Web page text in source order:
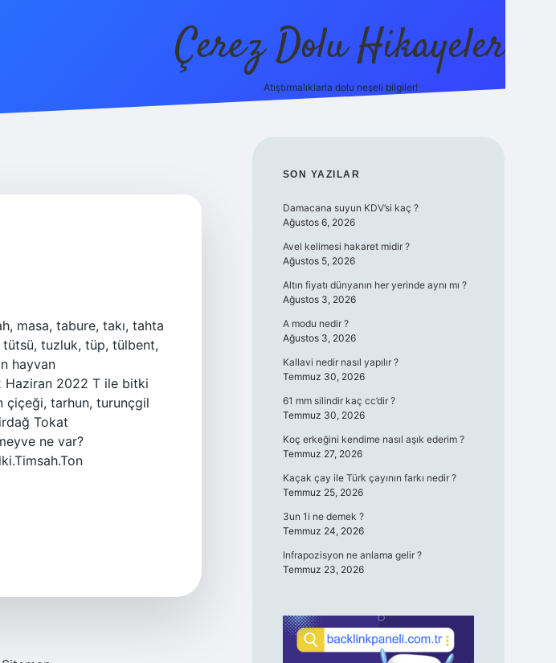
Çerez Dolu Hikayeler
Atıştırmalıklarla dolu neşeli bilgiler!
masa, tabure, takı, tahta
tuzluk, tüp, tülbent,
hayvan
Haziran 2022 T ile bitki
çiçeği, tarhun, turunçgil
Tokat
ne var?
SIDEBAR
SON YAZILAR
Damacana suyun KDV’si kaç ?
Ağustos 6, 2026
Avel kelimesi hakaret midir ?
Ağustos 5, 2026
Altın fiyatı dünyanın her yerinde aynı mı ?
Ağustos 3, 2026
A modu nedir ?
Ağustos 3, 2026
Kallavi nedir nasıl yapılır ?
Temmuz 30, 2026
61 mm silindir kaç cc’dir ?
Temmuz 30, 2026
Koç erkeğini kendime nasıl aşık ederim ?
Temmuz 27, 2026
Kaçak çay ile Türk çayının farkı nedir ?
Temmuz 25, 2026
3un 1i ne demek ?
Temmuz 24, 2026
Infrapozisyon ne anlama gelir ?
Temmuz 23, 2026